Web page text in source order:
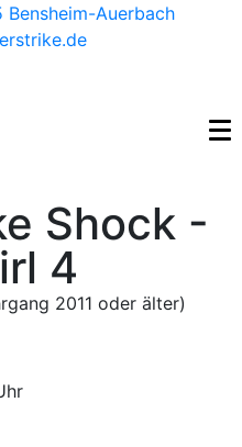
Auerbach
Shock -
4
2011 oder älter)